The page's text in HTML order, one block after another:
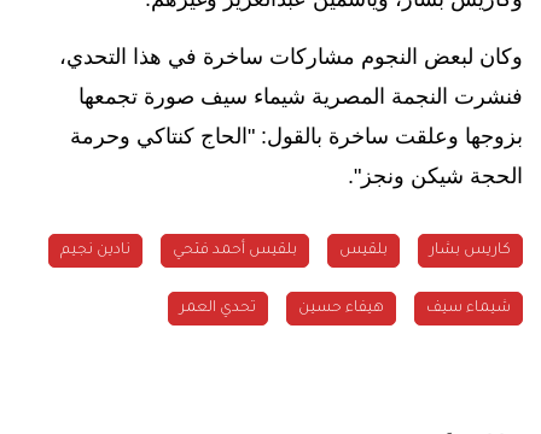
وكان لبعض النجوم مشاركات ساخرة في هذا التحدي،
فنشرت النجمة المصرية شيماء سيف صورة تجمعها
بزوجها وعلقت ساخرة بالقول: "الحاج كنتاكي وحرمة
الحجة شيكن ونجز".
كاريس بشار بلقيس بلقيس أحمد فتحي
شيماء سيف هيفاء حسين تحدي العمر